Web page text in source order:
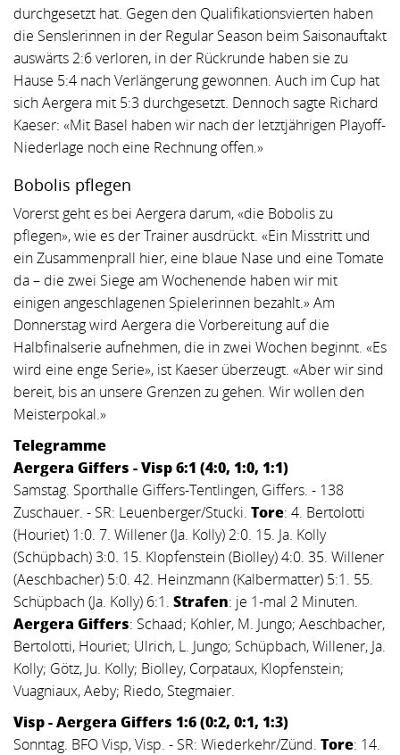
durchgesetzt hat. Gegen den Qualifikationsvierten haben
die Senslerinnen in der Regular Season beim Saisonauftakt
auswärts 2:6 verloren, in der Rückrunde haben sie zu
Hause 5:4 nach Verlängerung gewonnen. Auch im Cup hat
sich Aergera mit 5:3 durchgesetzt. Dennoch sagte Richard
Kaeser: «Mit Basel haben wir nach der letztjährigen Playoff-
Niederlage noch eine Rechnung offen.»
Bobolis pflegen
Vorerst geht es bei Aergera darum, «die Bobolis zu
pflegen», wie es der Trainer ausdrückt. «Ein Misstritt und
ein Zusammenprall hier, eine blaue Nase und eine Tomate
da – die zwei Siege am Wochenende haben wir mit
einigen angeschlagenen Spielerinnen bezahlt.» Am
Donnerstag wird Aergera die Vorbereitung auf die
Halbfinalserie aufnehmen, die in zwei Wochen beginnt. «Es
wird eine enge Serie», ist Kaeser überzeugt. «Aber wir sind
bereit, bis an unsere Grenzen zu gehen. Wir wollen den
Meisterpokal.»
Telegramme
Aergera Giffers - Visp 6:1 (4:0, 1:0, 1:1)
Samstag. Sporthalle Giffers-Tentlingen, Giffers. - 138
Zuschauer. - SR: Leuenberger/Stucki. Tore: 4. Bertolotti
(Houriet) 1:0. 7. Willener (Ja. Kolly) 2:0. 15. Ja. Kolly
(Schüpbach) 3:0. 15. Klopfenstein (Biolley) 4:0. 35. Willener
(Aeschbacher) 5:0. 42. Heinzmann (Kalbermatter) 5:1. 55.
Schüpbach (Ja. Kolly) 6:1. Strafen: je 1-mal 2 Minuten.
Aergera Giffers: Schaad; Kohler, M. Jungo; Aeschbacher,
Bertolotti, Houriet; Ulrich, L. Jungo; Schüpbach, Willener, Ja.
Kolly; Götz, Ju. Kolly; Biolley, Corpataux, Klopfenstein;
Vuagniaux, Aeby; Riedo, Stegmaier.
Visp - Aergera Giffers 1:6 (0:2, 0:1, 1:3)
Sonntag. BFO Visp, Visp. - SR: Wiederkehr/Zünd. Tore: 14.